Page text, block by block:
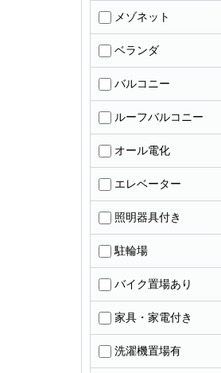
メゾネット
ベランダ
バルコニー
ルーフバルコニー
オール電化
エレベーター
照明器具付き
駐輪場
バイク置場あり
家具・家電付き
洗濯機置場有